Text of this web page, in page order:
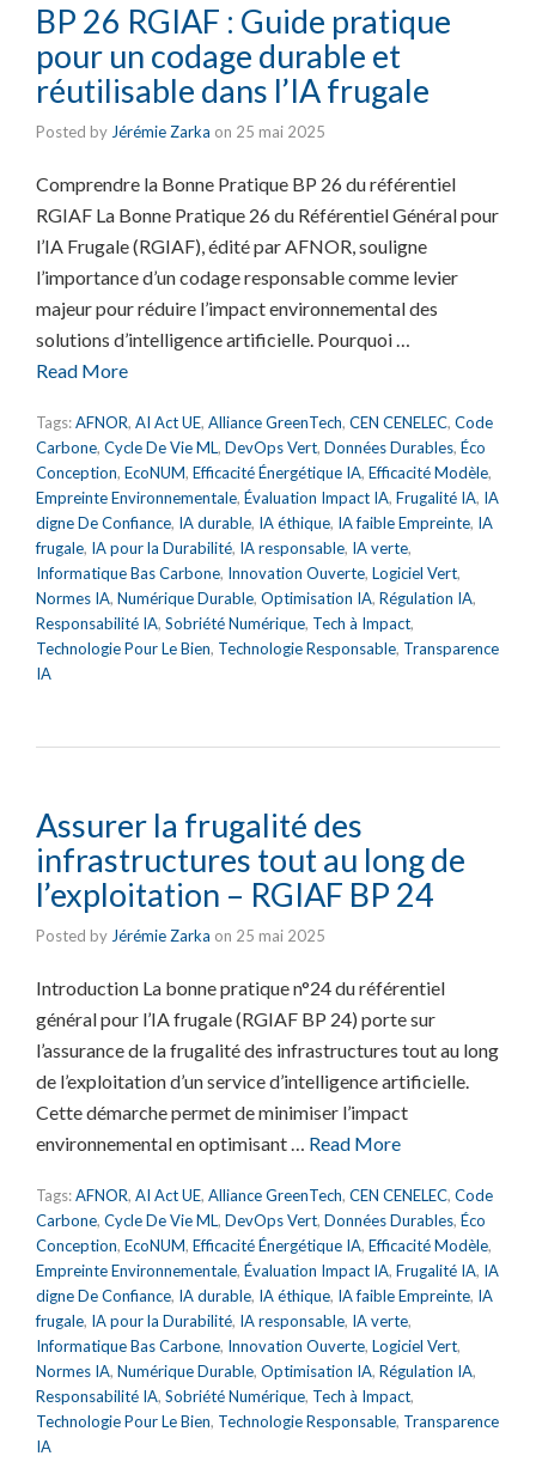
BP 26 RGIAF : Guide pratique
pour un codage durable et
réutilisable dans l’IA frugale
Posted by Jérémie Zarka on 25 mai 2025
Comprendre la Bonne Pratique BP 26 du référentiel
RGIAF La Bonne Pratique 26 du Référentiel Général pour
l’IA Frugale (RGIAF), édité par AFNOR, souligne
l’importance d’un codage responsable comme levier
majeur pour réduire l’impact environnemental des
solutions d’intelligence artificielle. Pourquoi …
Read More
Tags:AFNOR, AI Act UE, Alliance GreenTech, CEN CENELEC, Code
Carbone, Cycle De Vie ML, DevOps Vert, Données Durables, Éco
Conception, EcoNUM, Efficacité Énergétique IA, Efficacité Modèle,
Empreinte Environnementale, Évaluation Impact IA, Frugalité IA, IA
digne De Confiance, IA durable, IA éthique, IA faible Empreinte, IA
frugale, IA pour la Durabilité, IA responsable, IA verte,
Informatique Bas Carbone, Innovation Ouverte, Logiciel Vert,
Normes IA, Numérique Durable, Optimisation IA, Régulation IA,
Responsabilité IA, Sobriété Numérique, Tech à Impact,
Technologie Pour Le Bien, Technologie Responsable, Transparence
IA
Assurer la frugalité des
infrastructures tout au long de
l’exploitation – RGIAF BP 24
Posted by Jérémie Zarka on 25 mai 2025
Introduction La bonne pratique n°24 du référentiel
général pour l’IA frugale (RGIAF BP 24) porte sur
l’assurance de la frugalité des infrastructures tout au long
de l’exploitation d’un service d’intelligence artificielle.
Cette démarche permet de minimiser l’impact
environnemental en optimisant … Read More
Tags:AFNOR, AI Act UE, Alliance GreenTech, CEN CENELEC, Code
Carbone, Cycle De Vie ML, DevOps Vert, Données Durables, Éco
Conception, EcoNUM, Efficacité Énergétique IA, Efficacité Modèle,
Empreinte Environnementale, Évaluation Impact IA, Frugalité IA, IA
digne De Confiance, IA durable, IA éthique, IA faible Empreinte, IA
frugale, IA pour la Durabilité, IA responsable, IA verte,
Informatique Bas Carbone, Innovation Ouverte, Logiciel Vert,
Normes IA, Numérique Durable, Optimisation IA, Régulation IA,
Responsabilité IA, Sobriété Numérique, Tech à Impact,
Technologie Pour Le Bien, Technologie Responsable, Transparence
IA